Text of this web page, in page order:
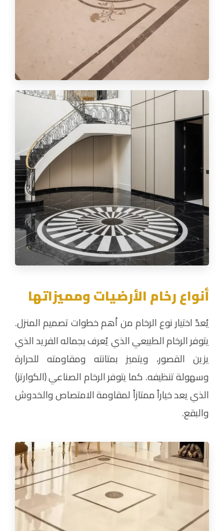
أنواع رخام الأرضيات ومميزاتها
يُعدّ اختيار نوع الرخام من أهم خطوات تصميم المنزل.
يتوفر الرخام الطبيعي الذي يُعرف بجماله الفريد الذي
يزين القصور، ويتميز بمتانته ومقاومته للحرارة
وسهولة تنظيفه. كما يتوفر الرخام الصناعي (الكوارتز)
الذي يعد خياراً ممتازاً لمقاومة الامتصاص والخدوش
والبقع.